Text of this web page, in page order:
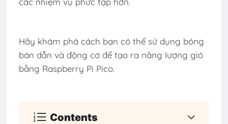
Hãy khám phá cách bạn có thể sử dụng bóng
bán dẫn và động cơ để tạo ra năng lượng gió
bằng Raspberry Pi Pico.
Contents